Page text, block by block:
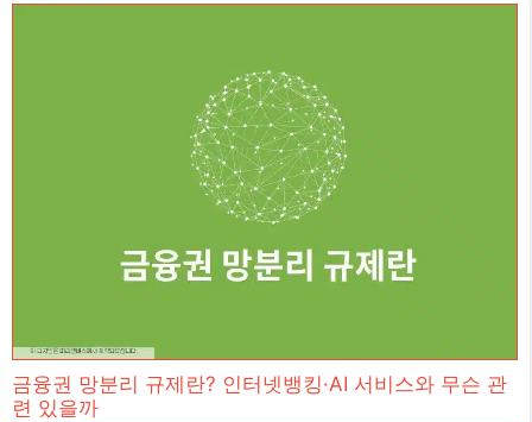
금융권 망분리 규제란? 인터넷뱅킹·AI 서비스와 무슨 관
련 있을까